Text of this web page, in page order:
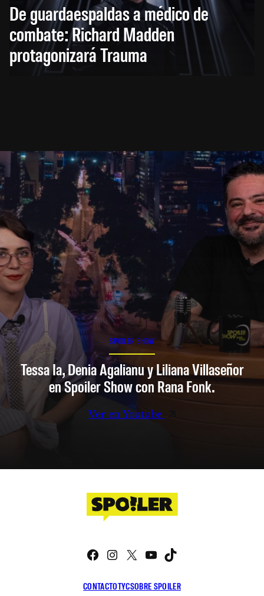
De guardaespaldas a médico de
combate: Richard Madden
protagonizará Trauma
SPOILER SHOW
Tessa Ia, Denia Agalianu y Liliana Villaseñor
en Spoiler Show con Rana Fonk.
Ver en Youtube
CONTACTOTYCSOBRE SPOILER
Facebook
Instagram
X YouTube